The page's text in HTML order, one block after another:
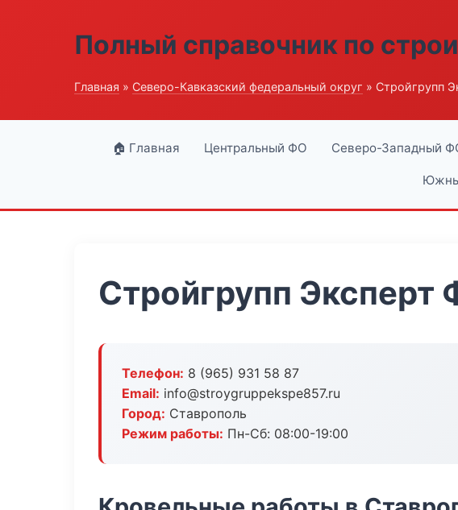
Полный справочник по
Главная » Северо-Кавказский федеральный округ » Стройгрупп
🏠 Главная Центральный ФО Северо-Западный
Стройгрупп Эксперт
Телефон: 8 (965) 931 58 87
Email: info@stroygruppekspe857.ru
Город: Ставрополь
Режим работы: Пн-Сб: 08:00-19:00